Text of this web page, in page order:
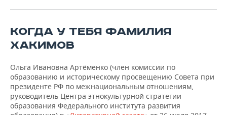
КОГДА У ТЕБЯ ФАМИЛИЯ
ХАКИМОВ
Ольга Ивановна Артёменко (член комиссии по
образованию и историческому просвещению Совета при
президенте РФ по межнациональным отношениям,
руководитель Центра этнокультурной стратегии
образования Федерального института развития